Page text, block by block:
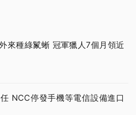
來種綠鬣蜥 冠軍獵人7個月領近
NCC停發手機等電信設備進口